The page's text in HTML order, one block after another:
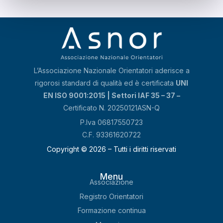
L’Associazione Nazionale Orientatori aderisce a
rigorosi standard di qualità ed è certificata UNI
EN ISO 9001:2015 | Settori IAF 35 – 37 –
Certificato N. 20250121ASN-Q
P.Iva 06817550723
C.F. 93361620722
Copyright © 2026 – Tutti i diritti riservati
Menu
Associazione
Registro Orientatori
Formazione continua